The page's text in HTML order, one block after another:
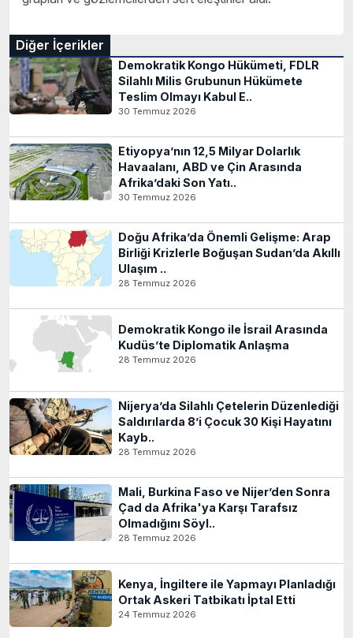
Diğer İçerikler
Demokratik Kongo Hükümeti, FDLR
Silahlı Milis Grubunun Hükümete
Teslim Olmayı Kabul E..
30 Temmuz 2026
Etiyopya’nın 12,5 Milyar Dolarlık
Havaalanı, ABD ve Çin Arasında
Afrika’daki Son Yatı..
30 Temmuz 2026
Doğu Afrika’da Önemli Gelişme: Arap
Birliği Krizlerle Boğuşan Sudan’da Akıllı
Ulaşım ..
28 Temmuz 2026
Demokratik Kongo ile İsrail Arasında
Kudüs’te Diplomatik Anlaşma
28 Temmuz 2026
Nijerya’da Silahlı Çetelerin Düzenlediği
Saldırılarda 8’i Çocuk 30 Kişi Hayatını
Kayb..
28 Temmuz 2026
Mali, Burkina Faso ve Nijer’den Sonra
Çad da Afrika'ya Karşı Tarafsız
Olmadığını Söyl..
28 Temmuz 2026
Kenya, İngiltere ile Yapmayı Planladığı
Ortak Askeri Tatbikatı İptal Etti
24 Temmuz 2026